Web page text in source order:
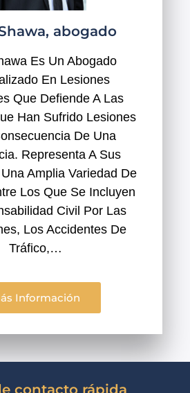
abogado
Es Un Abogado
En Lesiones
Que Defiende A Las
Han Sufrido Lesiones
De Una
Representa A Sus
Amplia Variedad De
Los Que Se Incluyen
Civil Por Las
Los Accidentes De
Tráfico,…
Información
contacto rápida